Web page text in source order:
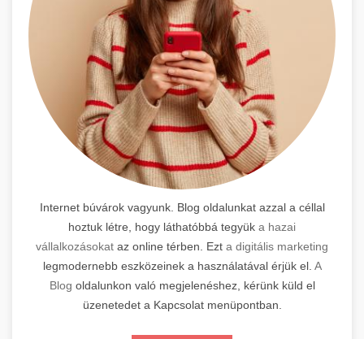
Internet búvárok vagyunk. Blog oldalunkat azzal a céllal
hoztuk létre, hogy láthatóbbá tegyük a hazai
vállalkozásokat az online térben. Ezt a digitális marketing
legmodernebb eszközeinek a használatával érjük el. A
Blog oldalunkon való megjelenéshez, kérünk küld el
üzenetedet a Kapcsolat menüpontban.